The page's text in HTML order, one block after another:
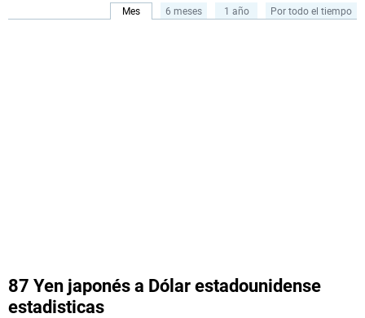
Mes 6 meses 1 año Por todo el tiempo
87 Yen japonés a Dólar estadounidense
estadisticas